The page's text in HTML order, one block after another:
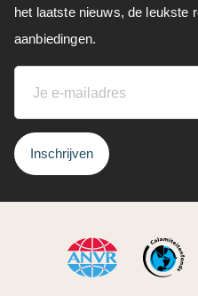
het laatste nieuws, de leukste
aanbiedingen.
Inschrijven